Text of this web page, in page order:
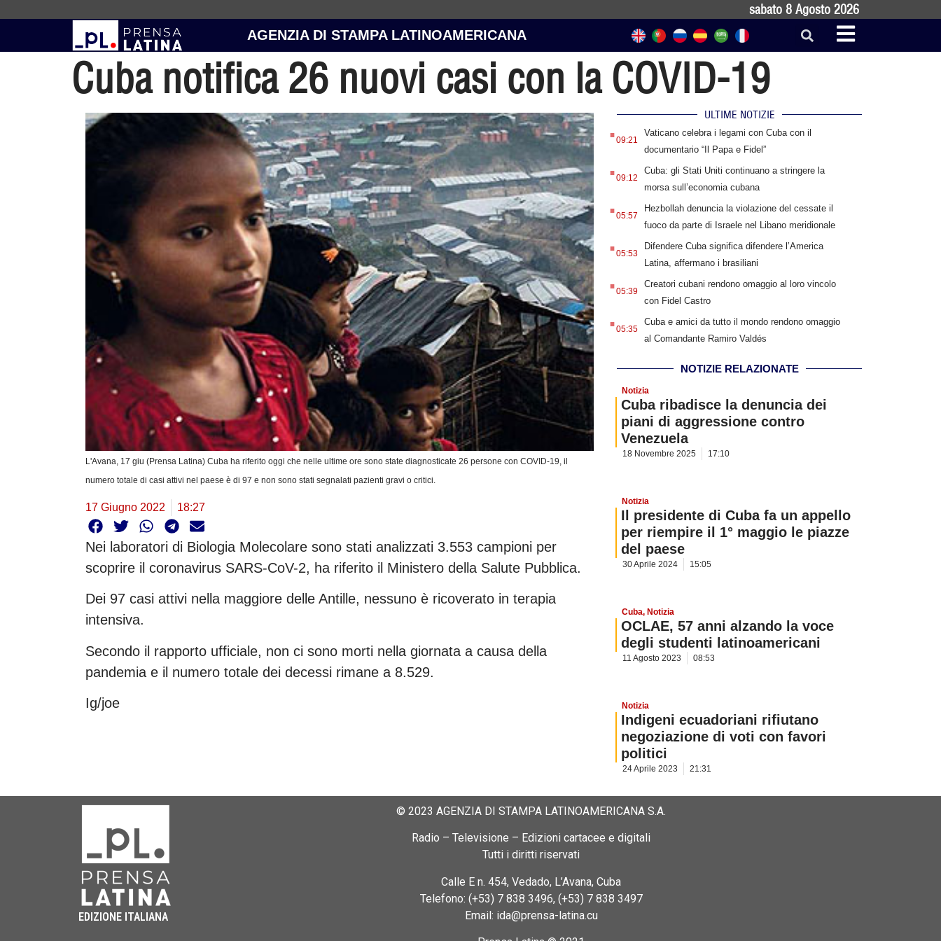
sabato 8 Agosto 2026
AGENZIA DI STAMPA LATINOAMERICANA
Cuba notifica 26 nuovi casi con la COVID-19
L'Avana, 17 giu (Prensa Latina) Cuba ha riferito oggi che nelle ultime ore sono state diagnosticate 26 persone con COVID-19, il
numero totale di casi attivi nel paese è di 97 e non sono stati segnalati pazienti gravi o critici.
17 Giugno 2022 18:27
Nei laboratori di Biologia Molecolare sono stati analizzati 3.553 campioni per
scoprire il coronavirus SARS-CoV-2, ha riferito il Ministero della Salute Pubblica.
Dei 97 casi attivi nella maggiore delle Antille, nessuno è ricoverato in terapia
intensiva.
Secondo il rapporto ufficiale, non ci sono morti nella giornata a causa della
pandemia e il numero totale dei decessi rimane a 8.529.
Ig/joe
ULTIME NOTIZIE
.09:21
Vaticano celebra i legami con Cuba con il
documentario “Il Papa e Fidel”
.09:12
Cuba: gli Stati Uniti continuano a stringere la
morsa sull’economia cubana
.05:57
Hezbollah denuncia la violazione del cessate il
fuoco da parte di Israele nel Libano meridionale
.05:53
Difendere Cuba significa difendere l’America
Latina, affermano i brasiliani
.05:39
Creatori cubani rendono omaggio al loro vincolo
con Fidel Castro
.05:35
Cuba e amici da tutto il mondo rendono omaggio
al Comandante Ramiro Valdés
NOTIZIE RELAZIONATE
Notizia
Cuba ribadisce la denuncia dei
piani di aggressione contro
Venezuela
18 Novembre 2025 17:10
Notizia
Il presidente di Cuba fa un appello
per riempire il 1° maggio le piazze
del paese
30 Aprile 2024 15:05
Cuba, Notizia
OCLAE, 57 anni alzando la voce
degli studenti latinoamericani
11 Agosto 2023 08:53
Notizia
Indigeni ecuadoriani rifiutano
negoziazione di voti con favori
politici
24 Aprile 2023 21:31
EDIZIONE ITALIANA
© 2023 AGENZIA DI STAMPA LATINOAMERICANA S.A.
Radio – Televisione – Edizioni cartacee e digitali
Tutti i diritti riservati
Calle E n. 454, Vedado, L’Avana, Cuba
Telefono: (+53) 7 838 3496, (+53) 7 838 3497
Email: ida@prensa-latina.cu